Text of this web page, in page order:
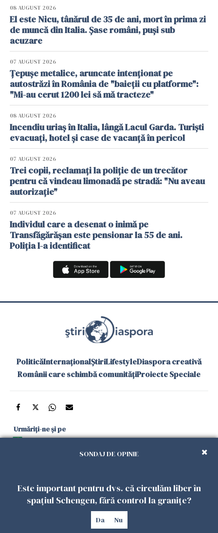
08 AUGUST 2026
El este Nicu, tânărul de 35 de ani, mort în prima zi
de muncă din Italia. Șase români, puși sub
acuzare
07 AUGUST 2026
Țepușe metalice, aruncate intenționat pe
autostrăzi în România de "baieții cu platforme":
"Mi-au cerut 1200 lei să mă tracteze"
08 AUGUST 2026
Incendiu uriaș în Italia, lângă Lacul Garda. Turiști
evacuați, hotel și case de vacanță în pericol
07 AUGUST 2026
Trei copii, reclamați la poliție de un trecător
pentru că vindeau limonadă pe stradă: "Nu aveau
autorizație"
07 AUGUST 2026
Individul care a desenat o inimă pe
Transfăgărășan este pensionar la 55 de ani.
Poliția l-a identificat
PoliticăInternaționalȘtiriLifestyleDiaspora creativă
Românii care schimbă comunitățiProiecte Speciale
Urmăriți-ne și pe
și în aplicațiile mobile
Politica de
confidențialitate
Politica
Cookies
Gestionați
Contact
Declarație de
accesibilitate
Copyright 2026. Toate drepturile rezervate.
SONDAJ DE OPINIE
Este important pentru dvs. că circulăm liber în
spațiul Schengen, fără control la granițe?
Da Nu